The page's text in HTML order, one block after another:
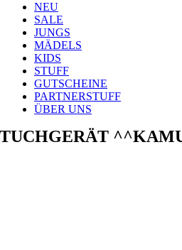
NEU
SALE
JUNGS
MÄDELS
KIDS
STUFF
GUTSCHEINE
PARTNERSTUFF
ÜBER UNS
TUCHGERÄT